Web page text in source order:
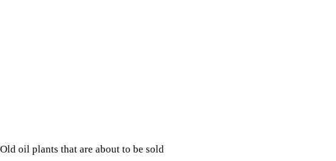
Old oil plants that are about to be sold